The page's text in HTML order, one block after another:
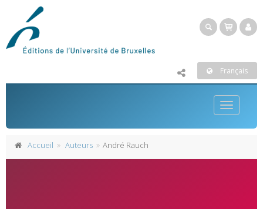
Français
Toggle
Accueil Auteurs André Rauch